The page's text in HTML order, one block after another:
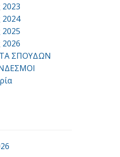
2023
2024
2025
2026
ΣΠΟΥΔΩΝ